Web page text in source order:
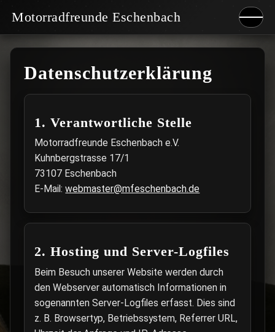
Motorradfreunde Eschenbach
Start
Geschichte
Clubhaus
Events
Galerie
Impressum
Datenschutz
Datenschutzerklärung
1. Verantwortliche Stelle
Motorradfreunde Eschenbach e.V.
Kuhnbergstrasse 17/1
73107 Eschenbach
E-Mail:webmaster@mfeschenbach.de
2. Hosting und Server-Logfiles
Beim Besuch unserer Website werden durch
den Webserver automatisch Informationen in
sogenannten Server-Logfiles erfasst. Dies sind
z. B. Browsertyp, Betriebssystem, Referrer URL,